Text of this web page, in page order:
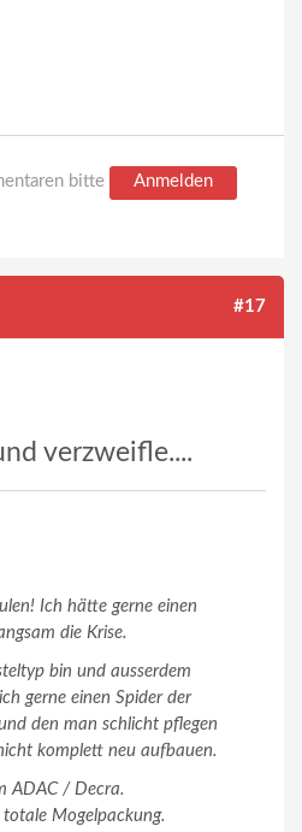
bitte
Anmelden
#17
verzweifle....
Ich hätte gerne einen
die Krise.
bin und ausserdem
gerne einen Spider der
den man schlicht pflegen
komplett neu aufbauen.
ADAC / Decra.
Mogelpackung.